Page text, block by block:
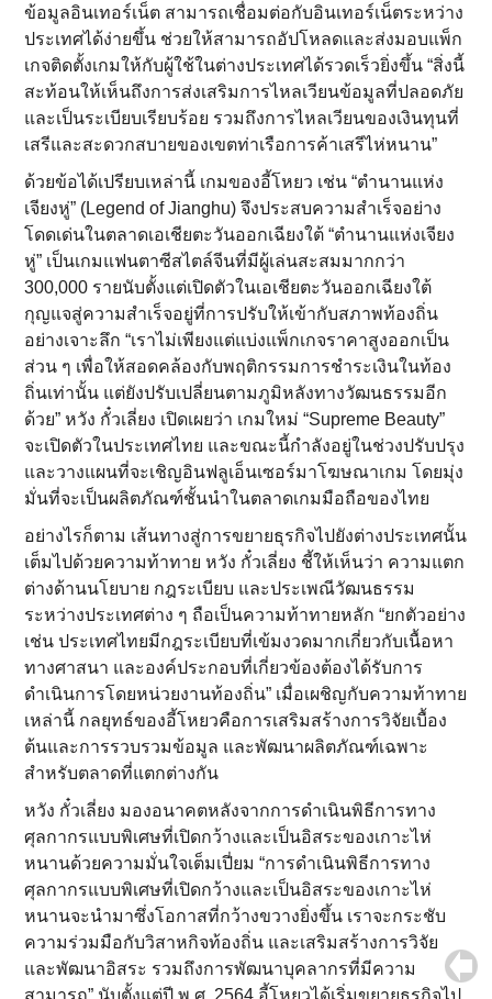
ข้อมูลอินเทอร์เน็ต สามารถเชื่อมต่อกับอินเทอร์เน็ตระหว่าง
ประเทศได้ง่ายขึ้น ช่วยให้สามารถอัปโหลดและส่งมอบแพ็ก
เกจติดตั้งเกมให้กับผู้ใช้ในต่างประเทศได้รวดเร็วยิ่งขึ้น “สิ่งนี้
สะท้อนให้เห็นถึงการส่งเสริมการไหลเวียนข้อมูลที่ปลอดภัย
และเป็นระเบียบเรียบร้อย รวมถึงการไหลเวียนของเงินทุนที่
เสรีและสะดวกสบายของเขตท่าเรือการค้าเสรีไห่หนาน”
ด้วยข้อได้เปรียบเหล่านี้ เกมของอี้โหยว เช่น “ตำนานแห่ง
เจียงหู่” (Legend of Jianghu) จึงประสบความสำเร็จอย่าง
โดดเด่นในตลาดเอเชียตะวันออกเฉียงใต้ “ตำนานแห่งเจียง
หู่” เป็นเกมแฟนตาซีสไตล์จีนที่มีผู้เล่นสะสมมากกว่า
300,000 รายนับตั้งแต่เปิดตัวในเอเชียตะวันออกเฉียงใต้
กุญแจสู่ความสำเร็จอยู่ที่การปรับให้เข้ากับสภาพท้องถิ่น
อย่างเจาะลึก “เราไม่เพียงแต่แบ่งแพ็กเกจราคาสูงออกเป็น
ส่วน ๆ เพื่อให้สอดคล้องกับพฤติกรรมการชำระเงินในท้อง
ถิ่นเท่านั้น แต่ยังปรับเปลี่ยนตามภูมิหลังทางวัฒนธรรมอีก
ด้วย” หวัง กั๋วเลี่ยง เปิดเผยว่า เกมใหม่ “Supreme Beauty”
จะเปิดตัวในประเทศไทย และขณะนี้กำลังอยู่ในช่วงปรับปรุง
และวางแผนที่จะเชิญอินฟลูเอ็นเซอร์มาโฆษณาเกม โดยมุ่ง
มั่นที่จะเป็นผลิตภัณฑ์ชั้นนำในตลาดเกมมือถือของไทย
อย่างไรก็ตาม เส้นทางสู่การขยายธุรกิจไปยังต่างประเทศนั้น
เต็มไปด้วยความท้าทาย หวัง กั๋วเลี่ยง ชี้ให้เห็นว่า ความแตก
ต่างด้านนโยบาย กฎระเบียบ และประเพณีวัฒนธรรม
ระหว่างประเทศต่าง ๆ ถือเป็นความท้าทายหลัก “ยกตัวอย่าง
เช่น ประเทศไทยมีกฎระเบียบที่เข้มงวดมากเกี่ยวกับเนื้อหา
ทางศาสนา และองค์ประกอบที่เกี่ยวข้องต้องได้รับการ
ดำเนินการโดยหน่วยงานท้องถิ่น” เมื่อเผชิญกับความท้าทาย
เหล่านี้ กลยุทธ์ของอี้โหยวคือการเสริมสร้างการวิจัยเบื้อง
ต้นและการรวบรวมข้อมูล และพัฒนาผลิตภัณฑ์เฉพาะ
สำหรับตลาดที่แตกต่างกัน
หวัง กั๋วเลี่ยง มองอนาคตหลังจากการดำเนินพิธีการทาง
ศุลกากรแบบพิเศษที่เปิดกว้างและเป็นอิสระของเกาะไห่
หนานด้วยความมั่นใจเต็มเปี่ยม “การดำเนินพิธีการทาง
ศุลกากรแบบพิเศษที่เปิดกว้างและเป็นอิสระของเกาะไห่
หนานจะนำมาซึ่งโอกาสที่กว้างขวางยิ่งขึ้น เราจะกระชับ
ความร่วมมือกับวิสาหกิจท้องถิ่น และเสริมสร้างการวิจัย
และพัฒนาอิสระ รวมถึงการพัฒนาบุคลากรที่มีความ
สามารถ” นับตั้งแต่ปี พ.ศ. 2564 อี้โหยวได้เริ่มขยายธุรกิจไป